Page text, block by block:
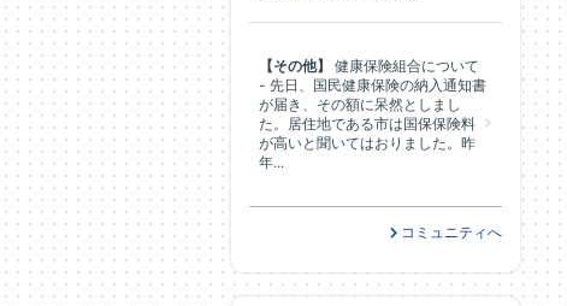
【その他】
健康保険組合について
- 先日、国民健康保険の納入通知書
が届き、その額に呆然としまし
た。居住地である市は国保保険料
が高いと聞いてはおりました。昨
年...
コミュニティへ